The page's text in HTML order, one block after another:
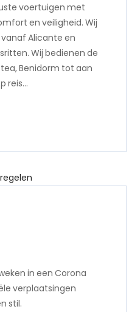
voertuigen met
en veiligheid. Wij
Alicante en
Wij bedienen de
Benidorm tot aan
reis…
in een Corona
verplaatsingen
stil.